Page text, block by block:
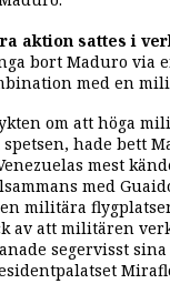
aktion sattes i
bort Maduro via
med en
om att höga
hade bett
mest
med
militära
av att militären
segervisst